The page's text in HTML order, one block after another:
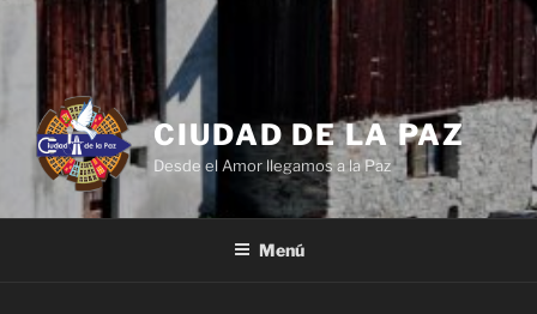
CIUDAD DE LA PAZ
Desde el Amor llegamos a la Paz
Menú